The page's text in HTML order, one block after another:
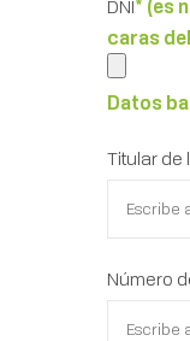
DNI* (es
caras
Datos
Titular de
Número